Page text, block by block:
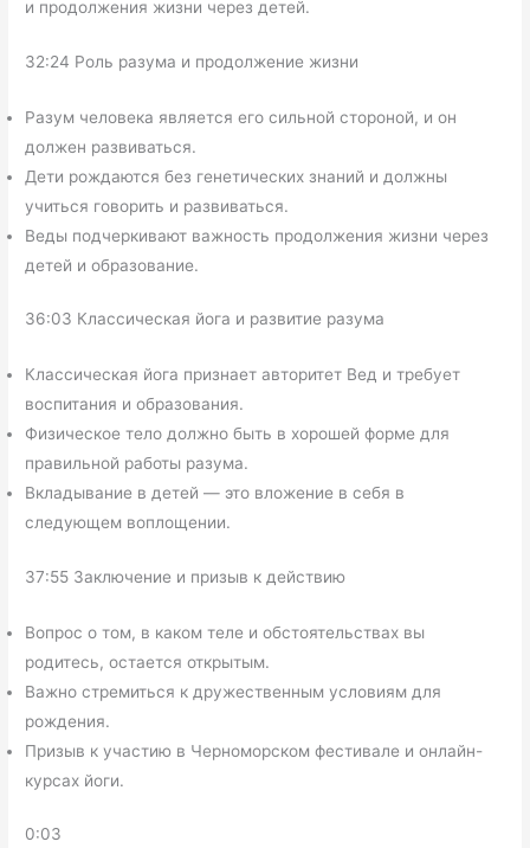
и продолжения жизни через детей.
32:24 Роль разума и продолжение жизни
Разум человека является его сильной стороной, и он
должен развиваться.
Дети рождаются без генетических знаний и должны
учиться говорить и развиваться.
Веды подчеркивают важность продолжения жизни через
детей и образование.
36:03 Классическая йога и развитие разума
Классическая йога признает авторитет Вед и требует
воспитания и образования.
Физическое тело должно быть в хорошей форме для
правильной работы разума.
Вкладывание в детей — это вложение в себя в
следующем воплощении.
37:55 Заключение и призыв к действию
Вопрос о том, в каком теле и обстоятельствах вы
родитесь, остается открытым.
Важно стремиться к дружественным условиям для
рождения.
Призыв к участию в Черноморском фестивале и онлайн-
курсах йоги.
0:03